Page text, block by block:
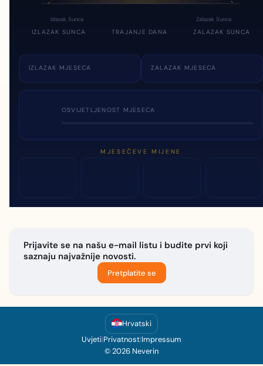
Izlazak Sunca Zalazak Sunca
IZLAZAK SUNCA TRAJANJE DANA ZALAZAK SUNCA
IZLAZAK MJESECA ZALAZAK MJESECA
OSVIJETLJENOST MJESECA
MJESEČEVE MIJENE
Prijavite se na našu e-mail listu i budite prvi koji
saznaju najvažnije novosti.
Pretplatite se
Hrvatski
Uvjeti|Privatnost|Impressum
© 2026 Neverin